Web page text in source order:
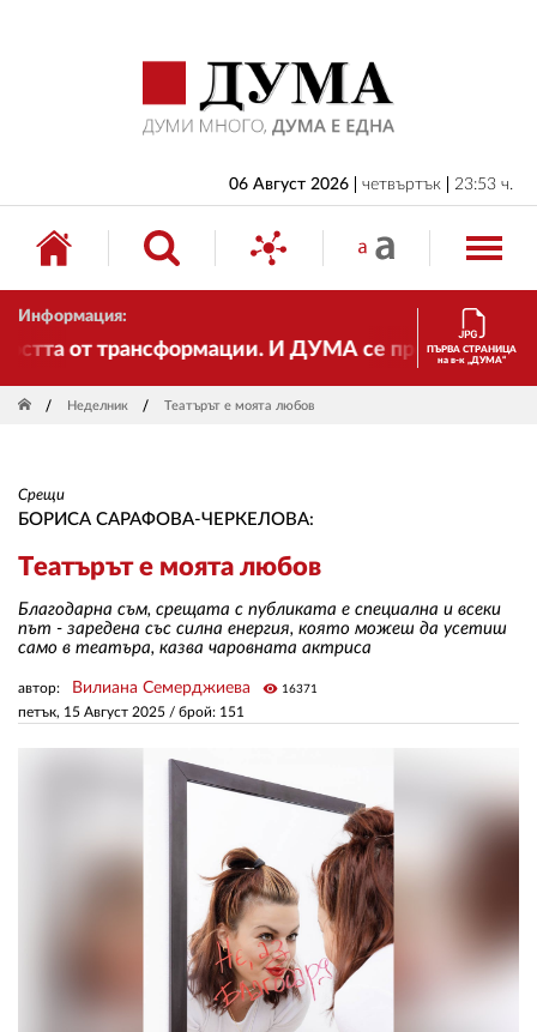
06 Август 2026 четвъртък 23:53 ч.
Информация:
трансформации. И ДУМА се променя и става
ПЪРВА СТРАНИЦА
на в-к „ДУМА“
Неделник Театърът е моята любов
Срещи
БОРИСА САРАФОВА-ЧЕРКЕЛОВА:
Театърът е моята любов
Благодарна съм, срещата с публиката е специална и всеки
път - заредена със силна енергия, която можеш да усетиш
само в театъра, казва чаровната актриса
петък, 15 Август 2025 / брой: 151
автор: Вилиана Семерджиева visibility 16371
БЪЛГАРИЯ
ИКОНОМИКА
ИЗБОРИ
СВЯТ
ДРУГИ
ЗА НАС
АВТОРИ
РЕДАКЦИЯ
РЕКЛАМА
АБОНАМЕНТ
УСЛОВИЯ ЗА ПОЛЗВАНЕ
ПОЛИТИКА ЗА БИСКВИТКИТЕ
ПОЛИТИКАТА ЗА
ПОВЕРИТЕЛНОСТ